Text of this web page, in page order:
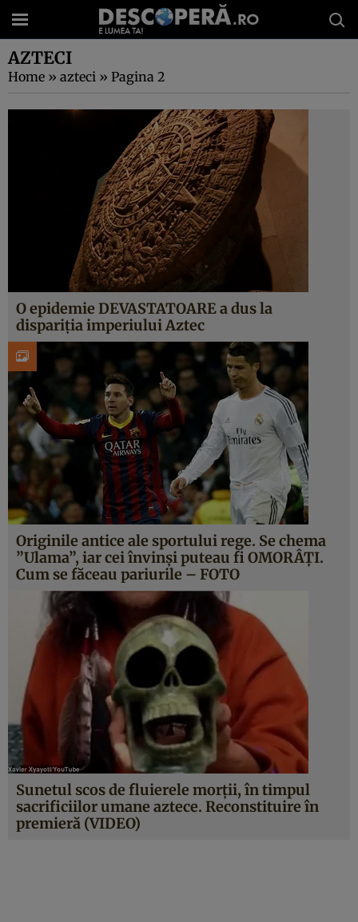
AZTECI
Home » azteci » Pagina 2
O epidemie DEVASTATOARE a dus la
dispariţia imperiului Aztec
Originile antice ale sportului rege. Se chema
”Ulama”, iar cei învinşi puteau fi OMORÂŢI.
Cum se făceau pariurile – FOTO
Sunetul scos de fluierele morţii, în timpul
sacrificiilor umane aztece. Reconstituire în
premieră (VIDEO)